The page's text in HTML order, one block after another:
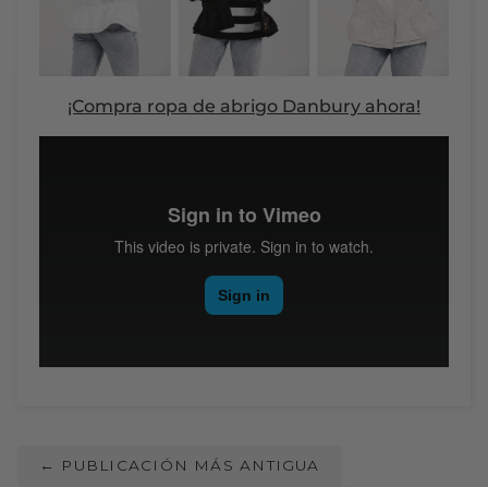
¡Compra ropa de abrigo Danbury ahora!
← PUBLICACIÓN MÁS ANTIGUA